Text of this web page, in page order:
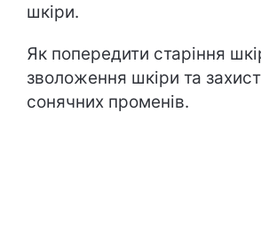
шкіри.
Як попередити старіння
зволоження шкіри та
сонячних променів.